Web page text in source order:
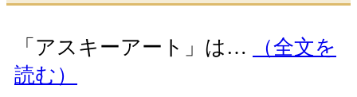
「アスキーアート」は…
（全文を
読む）